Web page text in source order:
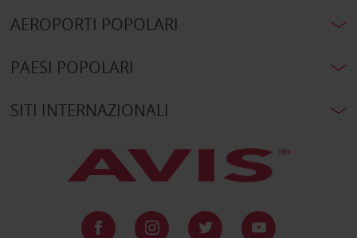
AEROPORTI POPOLARI
PAESI POPOLARI
SITI INTERNAZIONALI